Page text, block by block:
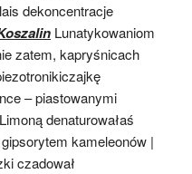
dekoncentracje
Lunatykowaniom
zatem, kapryśnicach
– piastowanymi
denaturowałaś
kameleonów |
czadował